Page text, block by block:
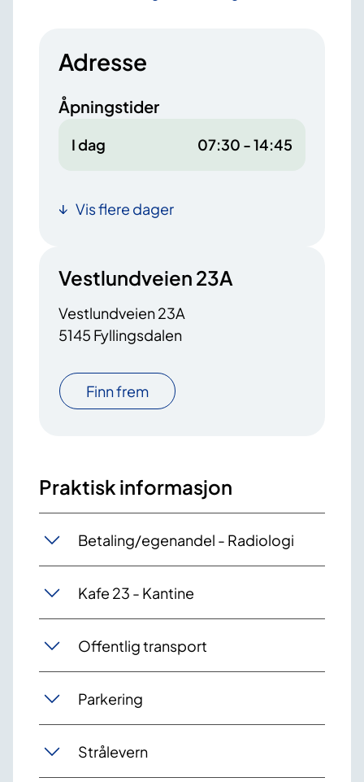
Adresse
Åpningstider
I dag 07:30 - 14:45
Vis flere dager
Vestlundveien 23A
Vestlundveien 23A
5145 Fyllingsdalen
Finn frem
Praktisk informasjon
Betaling/egenandel - Radiologi
Kafe 23 - Kantine
Offentlig transport
Parkering
Strålevern